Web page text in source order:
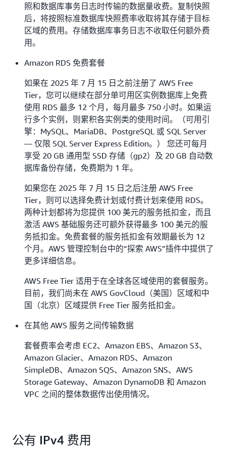
照和数据库事务日志时传输的数据量收费。复制快照
后，将按照标准数据库快照费率收取将其存储于目标
区域的费用。存储数据库事务日志不收取任何额外费
用。
Amazon RDS 免费套餐
如果在 2025 年 7 月 15 日之前注册了 AWS Free
Tier，您可以继续在部分单可用区实例数据库上免费
使用 RDS 最多 12 个月，每月最多 750 小时。如果运
行多个实例，则累积各实例类的使用时间。（可用引
擎：MySQL、MariaDB、PostgreSQL 或 SQL Server
— 仅限 SQL Server Express Edition。） 您还可每月
享受 20 GB 通用型 SSD 存储（gp2）及 20 GB 自动数
据库备份存储，免费期为 1 年。‌
如果您在 2025 年 7 月 15 日之后注册 AWS Free
Tier，则可以选择免费计划或付费计划来使用 RDS。
两种计划都将为您提供 100 美元的服务抵扣金，而且
激活 AWS 基础服务还可额外获得最多 100 美元的服
务抵扣金。免费套餐的服务抵扣金有效期最长为 12
个月。AWS 管理控制台中的“探索 AWS”插件中提供了
更多详细信息。
AWS Free Tier 适用于在全球各区域使用的套餐服务。
目前，我们尚未在 AWS GovCloud（美国）区域和中
国（北京）区域提供 Free Tier 服务抵扣金。
在其他 AWS 服务之间传输数据
套餐费率会考虑 EC2、Amazon EBS、Amazon S3、
Amazon Glacier、Amazon RDS、Amazon
SimpleDB、Amazon SQS、Amazon SNS、AWS
Storage Gateway、Amazon DynamoDB 和 Amazon
VPC 之间的整体数据传出使用情况。
公有 IPv4 费用